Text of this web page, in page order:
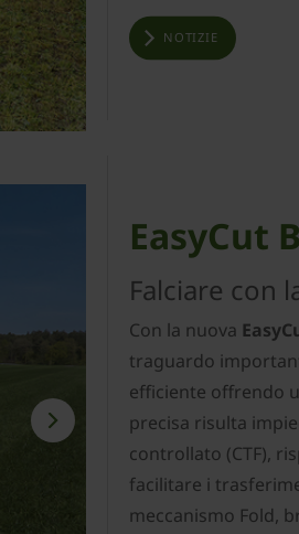
NOTIZIE
EasyCut
Falciare con
Con la nuova
traguardo
efficiente offrendo
precisa risulta
controllato (CTF),
facilitare i
meccanismo Fold,